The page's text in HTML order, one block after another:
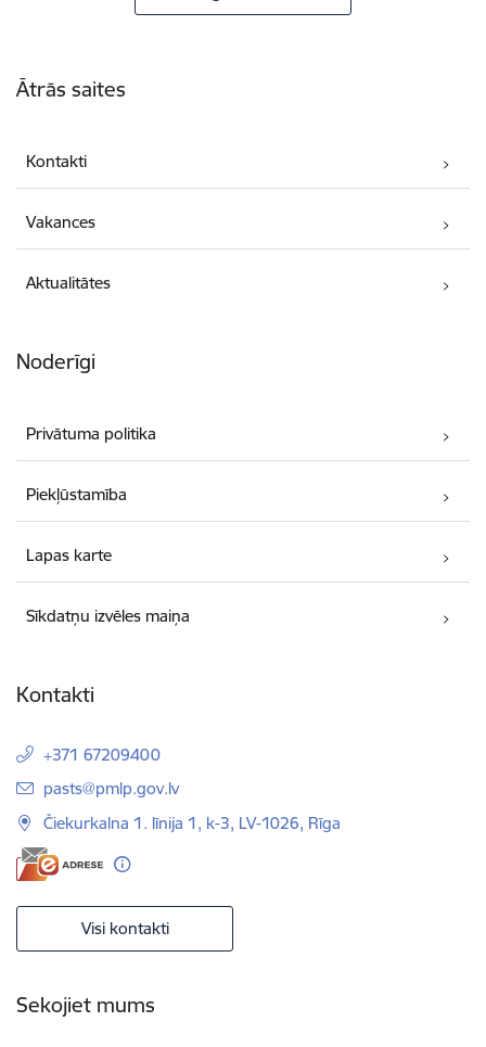
Ātrās saites
Kontakti
Vakances
Aktualitātes
Noderīgi
Privātuma politika
Piekļūstamība
Lapas karte
Sīkdatņu izvēles maiņa
Kontakti
+371 67209400
E-pasts:
pasts@pmlp.gov.lv
Čiekurkalna 1. līnija 1, k-3, LV-1026, Rīga
Visi kontakti
Sekojiet mums